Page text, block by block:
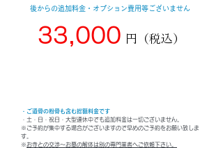
​後からの追加料金・オプション費用等ございません
33,000 円（税込）
・ご遺骨の粉骨も含む総額料金です
・土・日・祝日・大型連休中でも追加料金は一切ございません。
※ご予約が集中する場合がございますので早めのご予約をお願い致しま
す。
​※お寺との交渉～お墓の解体は別の専門業者へご依頼下さい。